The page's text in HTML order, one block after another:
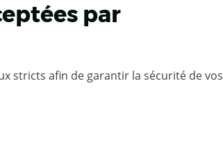
par
stricts afin de garantir la sécurité de